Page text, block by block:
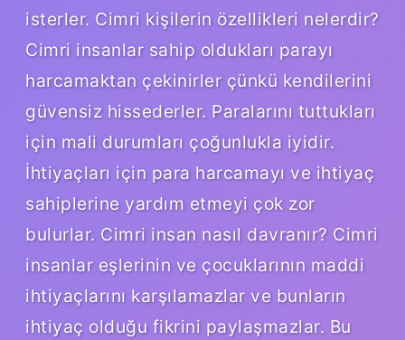
isterler. Cimri kişilerin özellikleri nelerdir?
Cimri insanlar sahip oldukları parayı
harcamaktan çekinirler çünkü kendilerini
güvensiz hissederler. Paralarını tuttukları
için mali durumları çoğunlukla iyidir.
İhtiyaçları için para harcamayı ve ihtiyaç
sahiplerine yardım etmeyi çok zor
bulurlar. Cimri insan nasıl davranır? Cimri
insanlar eşlerinin ve çocuklarının maddi
ihtiyaçlarını karşılamazlar ve bunların
ihtiyaç olduğu fikrini paylaşmazlar. Bu